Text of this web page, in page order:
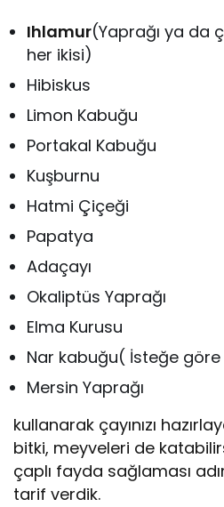
Ihlamur(Yaprağı ya da
her ikisi)
Hibiskus
Limon Kabuğu
Portakal Kabuğu
Kuşburnu
Hatmi Çiçeği
Papatya
Adaçayı
Okaliptüs Yaprağı
Elma Kurusu
Nar kabuğu( İsteğe
Mersin Yaprağı
kullanarak çayınızı
bitki, meyveleri de
çaplı fayda sağlaması
tarif verdik.